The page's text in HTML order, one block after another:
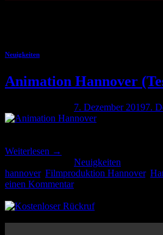
Neuigkeiten
Animation Hannover
7. Dezember 20197.
Weiterlesen →
Neuigkeiten
hannover, Filmproduktion Hannover,
einen Kommentar